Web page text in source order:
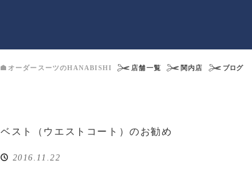
オーダースーツのHANABISHI 店舗一覧 関内店 ブログ
ベスト（ウエストコート）のお勧め
2016.11.22